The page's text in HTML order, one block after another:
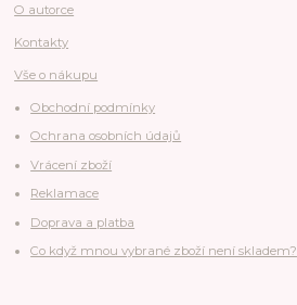
O autorce
Kontakty
Vše o nákupu
Obchodní podmínky
Ochrana osobních údajů
Vrácení zboží
Reklamace
Doprava a platba
Co když mnou vybrané zboží není skladem?